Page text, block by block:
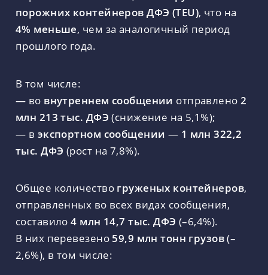
порожних контейнеров ДФЭ (TEU), что на
4% меньше, чем за аналогичный период
прошлого года.
В том числе:
— во внутреннем сообщении отправлено2
млн 213 тыс. ДФЭ (снижение на 5,1%);
— в экспортном сообщении — 1 млн 322,2
тыс. ДФЭ (рост на 7,8%).
Общее количество груженых контейнеров,
отправленных во всех видах сообщения,
составило4 млн 14,7 тыс. ДФЭ (–6,4%).
В них перевезено 59,9 млн тонн грузов(–
2,6%), в том числе: